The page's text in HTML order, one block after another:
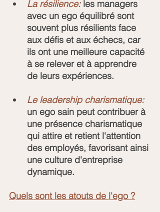
La résilience: les managers
avec un ego équilibré sont
souvent plus résilients face
aux défis et aux échecs, car
ils ont une meilleure capacité
à se relever et à apprendre
de leurs expériences.
Le leadership charismatique:
un ego sain peut contribuer à
une présence charismatique
qui attire et retient l'attention
des employés, favorisant ainsi
une culture d'entreprise
dynamique.
Quels sont les atouts de l'ego ?